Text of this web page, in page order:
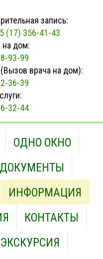
запись:
(17) 356-41-43
на дом:
93-99
врача на дом):
36-39
32-44
ОДНО ОКНО
ИНФОРМАЦИЯ
КОНТАКТЫ